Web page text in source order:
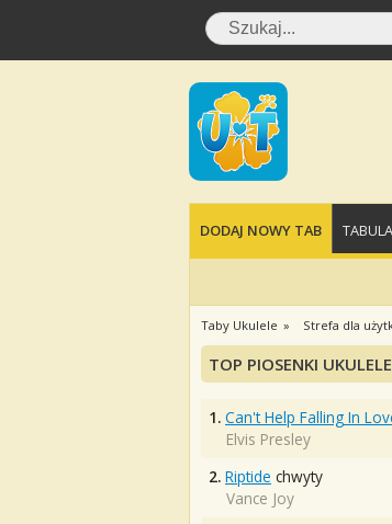
DODAJ NOWY TAB
Taby Ukulele Strefa dla
TOP PIOSENKI
1. Can't Help Falling In
Elvis Presley
2. Riptide chwyty
Vance Joy